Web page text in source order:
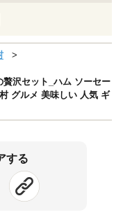
沢セット_ハム ソーセー
グルメ 美味しい 人気 ギ
する